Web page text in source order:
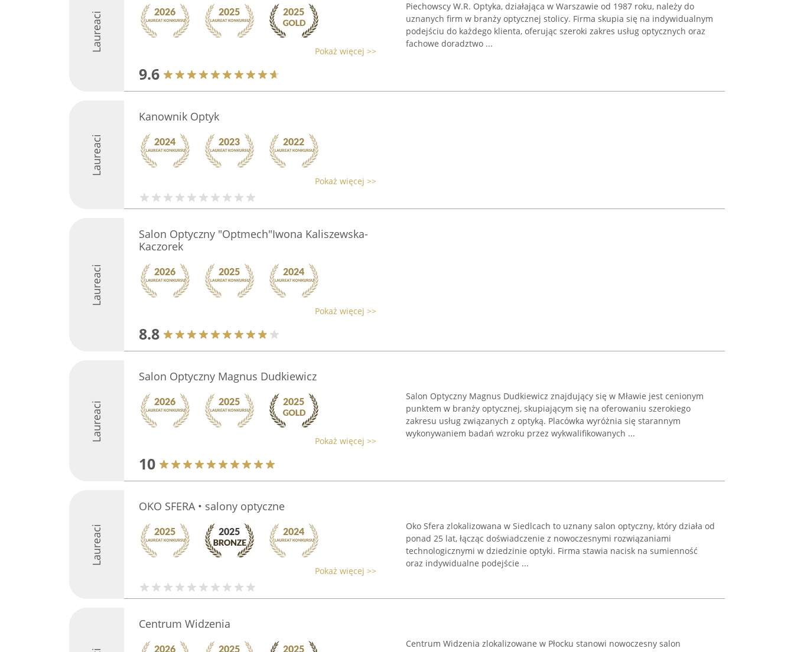
Laureaci Pokaż więcej >>
9.6
Piechowscy W.R. Optyka, działająca w Warszawie od 1987 roku, należy do
uznanych firm w branży optycznej stolicy. Firma skupia się na indywidualnym
podejściu do każdego klienta, oferując szeroki zakres usług optycznych oraz
fachowe doradztwo ...
Laureaci
Kanownik Optyk
Pokaż więcej >>
Laureaci
Salon Optyczny "Optmech"Iwona Kaliszewska-
Kaczorek
Pokaż więcej >>
8.8
Laureaci
Salon Optyczny Magnus Dudkiewicz
Pokaż więcej >>
10
Salon Optyczny Magnus Dudkiewicz znajdujący się w Mławie jest cenionym
punktem w branży optycznej, skupiającym się na oferowaniu szerokiego
zakresu usług związanych z optyką. Placówka wyróżnia się starannym
wykonywaniem badań wzroku przez wykwalifikowanych ...
Laureaci
OKO SFERA • salony optyczne
Pokaż więcej >>
Oko Sfera zlokalizowana w Siedlcach to uznany salon optyczny, który działa od
ponad 25 lat, łącząc doświadczenie z nowoczesnymi rozwiązaniami
technologicznymi w dziedzinie optyki. Firma stawia nacisk na sumienność
oraz indywidualne podejście ...
Centrum Widzenia
Centrum Widzenia zlokalizowane w Płocku stanowi nowoczesny salon